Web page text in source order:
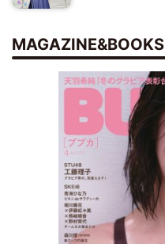
MAGAZINE&BOOKS